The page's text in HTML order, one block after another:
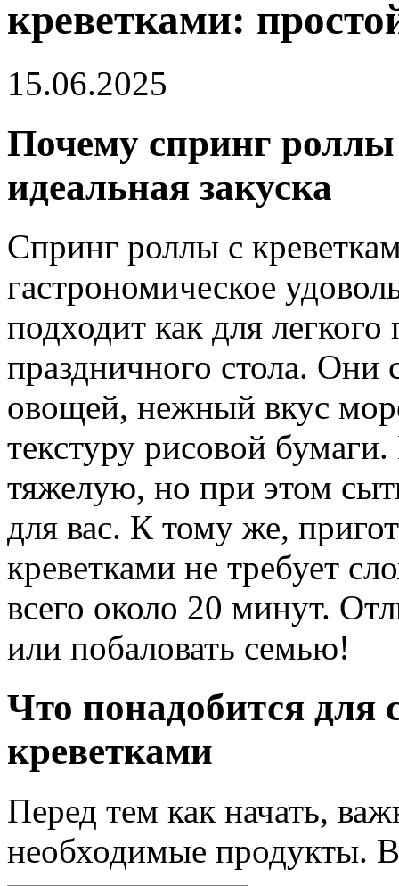
креветками:
15.06.2025
Почему спринг роллы
идеальная закуска
Спринг роллы с
гастрономическое
подходит как для легкого
праздничного стола. Они
овощей, нежный вкус
текстуру рисовой
тяжелую, но при этом
для вас. К тому же,
креветками не требует
всего около 20 минут.
или побаловать семью!
Что понадобится для
креветками
Перед тем как начать,
необходимые продукты.